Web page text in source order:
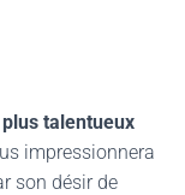
talentueux
impressionnera
son désir de